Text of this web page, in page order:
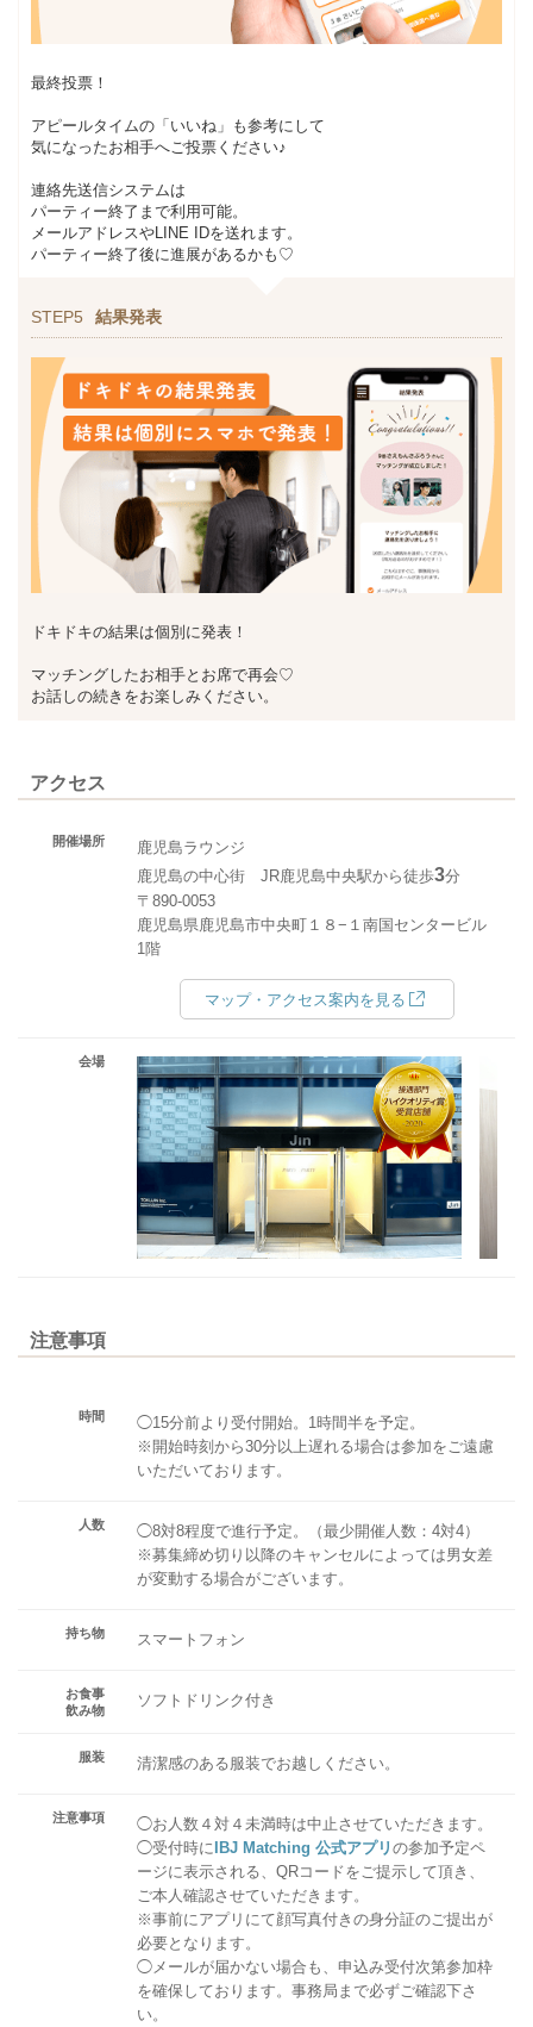
最終投票！
アピールタイムの「いいね」も参考にして
気になったお相手へご投票ください♪
連絡先送信システムは
パーティー終了まで利用可能。
メールアドレスやLINE IDを送れます。
パーティー終了後に進展があるかも♡
STEP5 結果発表
ドキドキの結果は個別に発表！
マッチングしたお相手とお席で再会♡
お話しの続きをお楽しみください。
アクセス
開催場所
鹿児島ラウンジ
鹿児島の中心街 JR鹿児島中央駅から徒歩3分
〒890-0053
鹿児島県鹿児島市中央町１８−１南国センタービル
1階
マップ・アクセス案内を見る
会場
注意事項
時間
◯15分前より受付開始。1時間半を予定。
※開始時刻から30分以上遅れる場合は参加をご遠慮
いただいております。
人数
◯8対8程度で進行予定。（最少開催人数：4対4）
※募集締め切り以降のキャンセルによっては男女差
が変動する場合がございます。
持ち物 スマートフォン
お食事
飲み物
ソフトドリンク付き
服装 清潔感のある服装でお越しください。
注意事項
◯お人数４対４未満時は中止させていただきます。
◯受付時に IBJ Matching 公式アプリ の参加予定ペ
ージに表示される、QRコードをご提示して頂き、
ご本人確認させていただきます。
※事前にアプリにて顔写真付きの身分証のご提出が
必要となります。
◯メールが届かない場合も、申込み受付次第参加枠
を確保しております。事務局まで必ずご確認下さ
い。